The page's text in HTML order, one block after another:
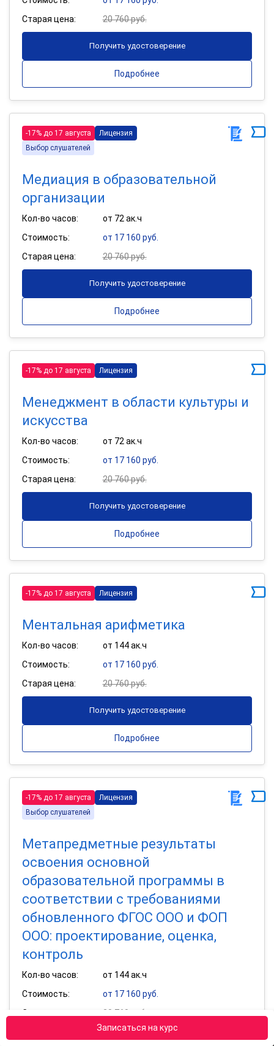
Записаться на курс
Старая цена:
20 760 руб.
Получить удостоверение
Подробнее
-17% до 17 августа
Лицензия
Выбор слушателей
Медиация в образовательной
организации
Кол-во часов:
от 72 ак.ч
Стоимость:
от 17 160 руб.
Старая цена:
20 760 руб.
Получить удостоверение
Подробнее
-17% до 17 августа Лицензия
Менеджмент в области культуры и
искусства
Кол-во часов:
от 72 ак.ч
Стоимость:
от 17 160 руб.
Старая цена:
20 760 руб.
Получить удостоверение
Подробнее
-17% до 17 августа Лицензия
Ментальная арифметика
Кол-во часов:
от 144 ак.ч
Стоимость:
от 17 160 руб.
Старая цена:
20 760 руб.
Получить удостоверение
Подробнее
-17% до 17 августа
Лицензия
Выбор слушателей
Метапредметные результаты
освоения основной
образовательной программы в
соответствии с требованиями
обновленного ФГОС ООО и ФОП
ООО: проектирование, оценка,
контроль
Кол-во часов:
от 144 ак.ч
Стоимость:
от 17 160 руб.
Старая цена:
20 760 руб.
Получить удостоверение